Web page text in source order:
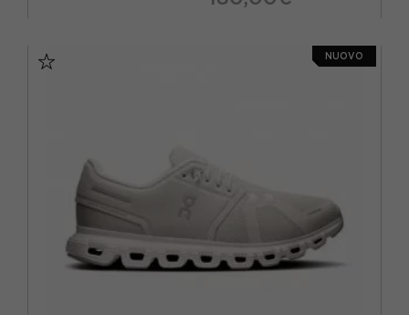
EUR 39 / US 8
NUOVO